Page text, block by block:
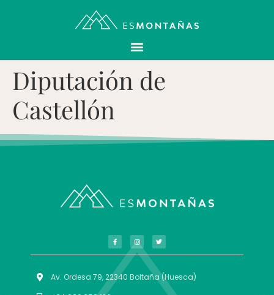
Diputación de
Castellón
Av. Ordesa 79, 22340 Boltaña (Huesca)